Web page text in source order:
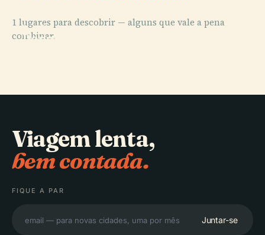
1 lugares para descobrir — alguns que vale a pena
combinar.
PLACE
Ponnani Juma
Viagem lenta,
bem contada.
FIQUE A PAR
Juntar-se